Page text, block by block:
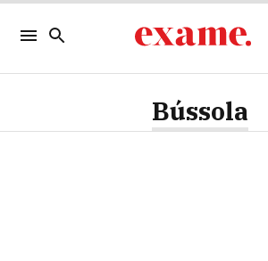
Bússola